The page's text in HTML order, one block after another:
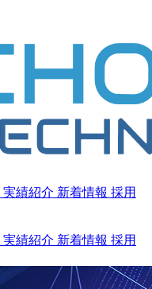
実績紹介 新着情報 採用
実績紹介 新着情報 採用